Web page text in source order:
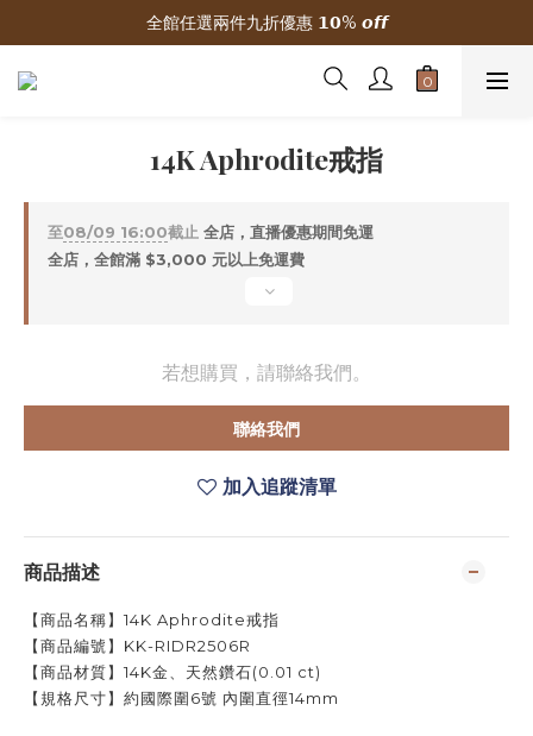
🌟 新加入會員贈300元購物金
全館任選兩件九折優惠 𝟭𝟬% 𝙤𝙛𝙛
🌟 新加入會員贈300元購物金
14K Aphrodite戒指
至08/09 16:00截止 全店，直播優惠期間免運
全店，全館滿 $3,000 元以上免運費
若想購買，請聯絡我們。
聯絡我們
加入追蹤清單
商品描述
【商品名稱】14K Aphrodite戒指
【商品編號】 KK-RIDR2506R
【商品材質】14K金、 天然鑽石(0.01 ct)
【規格尺寸】約國際圍6號 內圍直徑14mm